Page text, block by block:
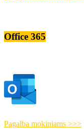
Office 365
Pagalba mokiniams >>>